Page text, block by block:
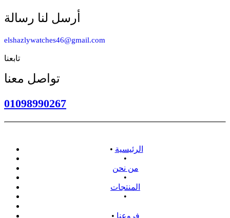
أرسل لنا رسالة
elshazlywatches46@gmail.com
تابعنا
تواصل معنا
01098990267
• الرئيسية
•
من نحن
•
المنتجات
•
• فروعنا